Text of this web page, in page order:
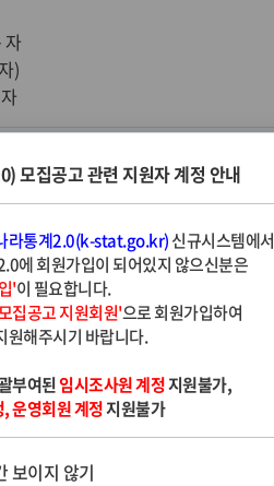
자
)
모집공고 관련 지원자 계정 안내
라통계2.0(k-stat.go.kr)신규시스템에서
에 회원가입이 되어있지 않으신분은
'이 필요합니다.
집공고 지원회원'으로 회원가입하여
원해주시기 바랍니다.
부여된임시조사원 계정지원불가,
운영회원 계정지원불가
보이지 않기